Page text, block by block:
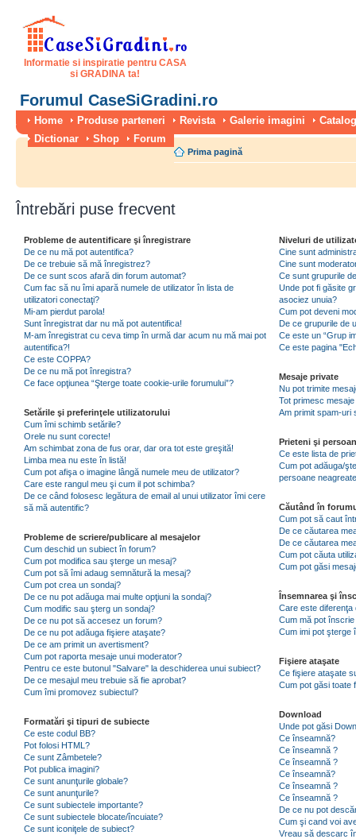
Informatie si inspiratie pentru CASA
si GRADINA ta!
Forumul CaseSiGradini.ro
Home Produse parteneri Revista Galerie imagini
Dictionar
Shop Forum
Prima pagină
Întrebări puse frecvent
Probleme de autentificare şi înregistrare
De ce nu mă pot autentifica?
De ce trebuie să mă înregistrez?
De ce sunt scos afară din forum automat?
Cum fac să nu îmi apară numele de utilizator în lista de
utilizatori conectaţi?
Mi-am pierdut parola!
Sunt înregistrat dar nu mă pot autentifica!
M-am înregistrat cu ceva timp în urmă dar acum nu mă mai pot
autentifica?!
Ce este COPPA?
De ce nu mă pot înregistra?
Ce face opţiunea “Şterge toate cookie-urile forumului”?
Setările şi preferinţele utilizatorului
Cum îmi schimb setările?
Orele nu sunt corecte!
Am schimbat zona de fus orar, dar ora tot este greşită!
Limba mea nu este în listă!
Cum pot afişa o imagine lângă numele meu de utilizator?
Care este rangul meu şi cum il pot schimba?
De ce când folosesc legătura de email al unui utilizator îmi cere
să mă autentific?
Probleme de scriere/publicare al mesajelor
Cum deschid un subiect în forum?
Cum pot modifica sau şterge un mesaj?
Cum pot să îmi adaug semnătură la mesaj?
Cum pot crea un sondaj?
De ce nu pot adăuga mai multe opţiuni la sondaj?
Cum modific sau şterg un sondaj?
De ce nu pot să accesez un forum?
De ce nu pot adăuga fişiere ataşate?
De ce am primit un avertisment?
Cum pot raporta mesaje unui moderator?
Pentru ce este butonul "Salvare" la deschiderea unui subiect?
De ce mesajul meu trebuie să fie aprobat?
Cum îmi promovez subiectul?
Formatări şi tipuri de subiecte
Ce este codul BB?
Pot folosi HTML?
Ce sunt Zâmbetele?
Pot publica imagini?
Ce sunt anunţurile globale?
Ce sunt anunţurile?
Ce sunt subiectele importante?
Ce sunt subiectele blocate/încuiate?
Ce sunt iconiţele de subiect?
Niveluri de
Cine sunt
Cine sunt
Ce sunt grupurile
Unde pot fi găsite
asociez unuia?
Cum pot deveni
De ce grupurile de
Ce este un “Grup
Ce este pagina
Mesaje private
Nu pot trimite
Tot primesc
Am primit spam-uri
Prieteni şi
Ce este lista de
Cum pot adăuga/
persoane
Căutând în
Cum pot să caut
De ce căutarea
De ce căutarea
Cum pot căuta
Cum pot găsi
Însemnarea şi
Care este
Cum mă pot
Cum imi pot şterge
Fişiere ataşate
Ce fişiere ataşate
Cum pot găsi toate
Download
Unde pot găsi
Ce înseamnă?
Ce înseamnă ?
Ce înseamnă ?
Ce înseamnă?
Ce înseamnă ?
Ce înseamnă ?
De ce nu pot
Cum şi cand voi
Vreau să descarc